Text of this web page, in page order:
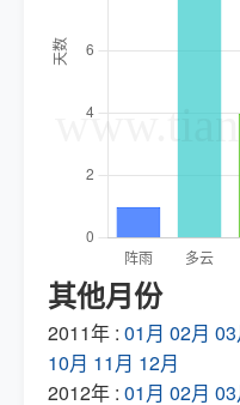
其他月份
2011年 : 01月 02月 03
10月 11月 12月
2012年 : 01月 02月 03